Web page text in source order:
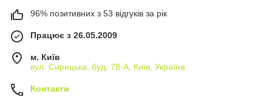
96% позитивних з 53 відгуків за рік
Працює з 26.05.2009
м. Київ
вул. Сирецька, буд. 78-А, Київ, Україна
Контакти